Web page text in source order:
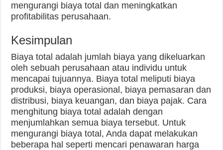
mengurangi biaya total dan meningkatkan
profitabilitas perusahaan.
Kesimpulan
Biaya total adalah jumlah biaya yang dikeluarkan
oleh sebuah perusahaan atau individu untuk
mencapai tujuannya. Biaya total meliputi biaya
produksi, biaya operasional, biaya pemasaran dan
distribusi, biaya keuangan, dan biaya pajak. Cara
menghitung biaya total adalah dengan
menjumlahkan semua biaya tersebut. Untuk
mengurangi biaya total, Anda dapat melakukan
beberapa hal seperti mencari penawaran harga